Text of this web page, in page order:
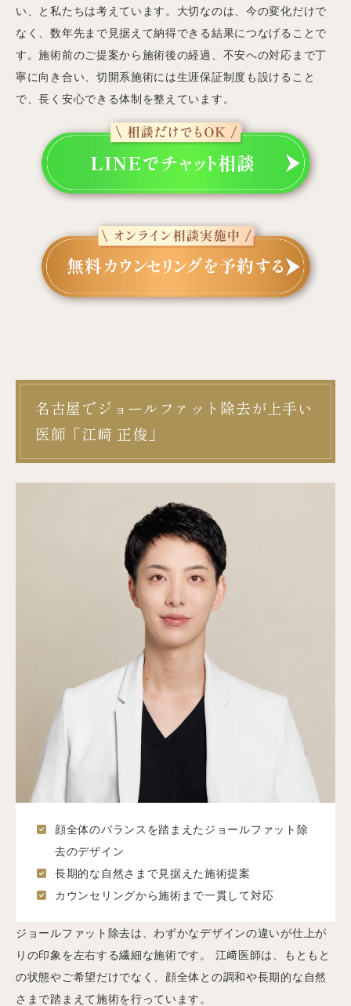
い、と私たちは考えています。大切なのは、今の変化だけで
なく、数年先まで見据えて納得できる結果につなげることで
す。施術前のご提案から施術後の経過、不安への対応まで丁
寧に向き合い、切開系施術には生涯保証制度も設けること
で、長く安心できる体制を整えています。
名古屋でジョールファット除去が上手い
医師「江﨑 正俊」
顔全体のバランスを踏まえたジョールファット除
去のデザイン
長期的な自然さまで見据えた施術提案
カウンセリングから施術まで一貫して対応
ジョールファット除去は、わずかなデザインの違いが仕上が
りの印象を左右する繊細な施術です。 江﨑医師は、もともと
の状態やご希望だけでなく、顔全体との調和や長期的な自然
さまで踏まえて施術を行っています。